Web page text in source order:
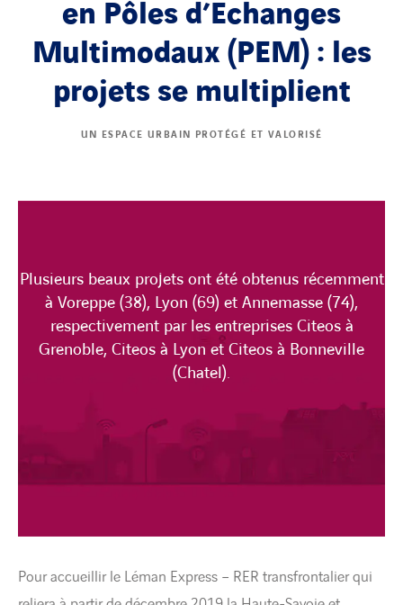
en Pôles d’Echanges
Multimodaux (PEM) : les
projets se multiplient
UN ESPACE URBAIN PROTÉGÉ ET VALORISÉ
Plusieurs beaux projets ont été obtenus récemment
à Voreppe (38), Lyon (69) et Annemasse (74),
respectivement par les entreprises Citeos à
Grenoble, Citeos à Lyon et Citeos à Bonneville
(Chatel).
Pour accueillir le Léman Express – RER transfrontalier qui